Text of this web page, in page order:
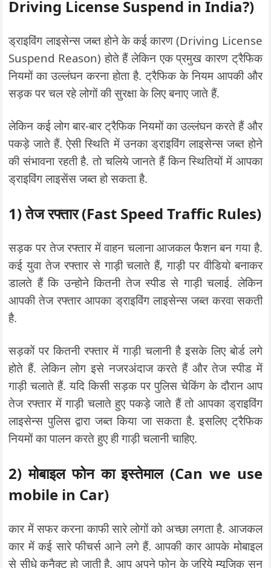
Driving License Suspend in India?)
ड्राइविंग लाइसेन्स जब्त होने के कई कारण (Driving License
Suspend Reason) होते हैं लेकिन एक प्रमुख कारण ट्रैफिक
नियमों का उल्लंघन करना होता है. ट्रैफिक के नियम आपकी और
सड़क पर चल रहे लोगों की सुरक्षा के लिए बनाए जाते हैं.
लेकिन कई लोग बार-बार ट्रैफिक नियमों का उल्लंघन करते हैं और
पकड़े जाते हैं. ऐसी स्थिति में उनका ड्राइविंग लाइसेन्स जब्त होने
की संभावना रहती है. तो चलिये जानते हैं किन स्थितियों में आपका
ड्राइविंग लाइसेंस जब्त हो सकता है.
1) तेज रफ्तार(Fast Speed Traffic Rules)
सड़क पर तेज रफ्तार में वाहन चलाना आजकल फैशन बन गया है.
कई युवा तेज रफ्तार से गाड़ी चलाते हैं, गाड़ी पर वीडियो बनाकर
डालते हैं कि उन्होने कितनी तेज स्पीड से गाड़ी चलाई. लेकिन
आपकी तेज रफ्तार आपका ड्राइविंग लाइसेन्स जब्त करवा सकती
है.
सड़कों पर कितनी रफ्तार में गाड़ी चलानी है इसके लिए बोर्ड लगे
होते हैं. लेकिन लोग इसे नजरअंदाज करते हैं और तेज स्पीड में
गाड़ी चलाते हैं. यदि किसी सड़क पर पुलिस चेकिंग के दौरान आप
तेज रफ्तार में गाड़ी चलाते हुए पकड़े जाते हैं तो आपका ड्राइविंग
लाइसेन्स पुलिस द्वारा जब्त किया जा सकता है. इसलिए ट्रैफिक
नियमों का पालन करते हुए ही गाड़ी चलानी चाहिए.
2) मोबाइल फोन का इस्तेमाल(Can we use
mobile in Car)
कार में सफर करना काफी सारे लोगों को अच्छा लगता है. आजकल
कार में कई सारे फीचर्स आने लगे हैं. आपकी कार आपके मोबाइल
से सीधे कनैक्ट हो जाती है. आप अपने फोन के जरिये म्यूजिक सुन